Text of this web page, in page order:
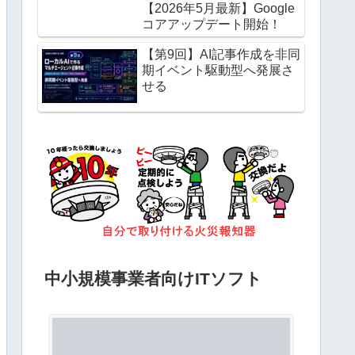
【2026年5月最新】Google
コアアップデート開始！
【第9回】AI記事作成を非同
期イベント駆動型へ発展さ
せる
中小規模事業者向けITソフト